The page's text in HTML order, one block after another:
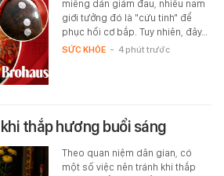
miếng dán giảm đau, nhiều nam
giới tưởng đó là "cứu tinh" để
phục hồi cơ bắp. Tuy nhiên, đây…
SỨC KHỎE - 4 phút trước
thắp hương buổi sáng
Theo quan niệm dân gian, có
một số việc nên tránh khi thắp